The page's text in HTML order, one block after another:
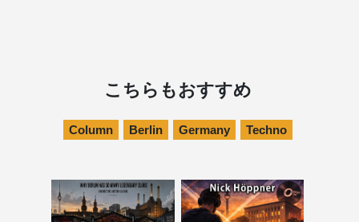
こちらもおすすめ
Column Berlin Germany Techno